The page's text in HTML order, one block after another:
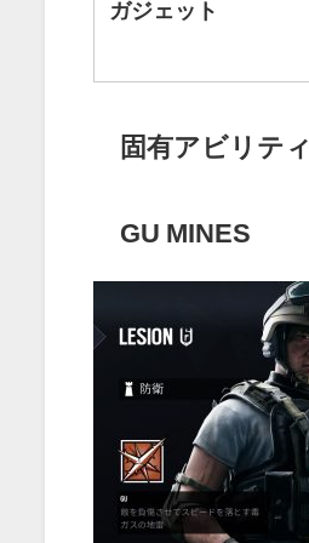
ガジェット
固有アビリティ
GU MINES